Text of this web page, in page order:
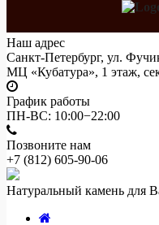
Наш адрес
Санкт-Петербург, ул.
МЦ «Кубатура», 1 этаж,
График работы
ПН-ВС: 10:00−22:00
Позвоните нам
+7 (812) 605-90-06
Натуральный камень для